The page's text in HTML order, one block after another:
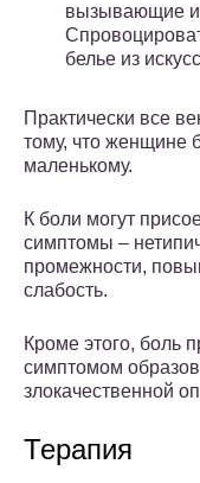
вызывающие
белье из
Практически все
тому, что женщине
маленькому.
К боли могут
симптомы –
промежности,
слабость.
Кроме этого, боль
симптомом
злокачественной
Терапия